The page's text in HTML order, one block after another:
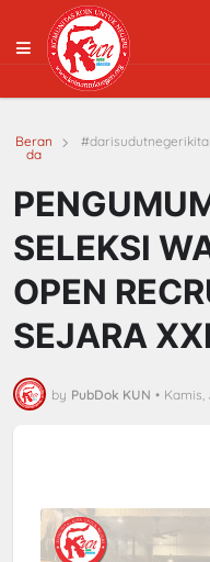
Beran
da
SELEKSI
OPEN
SEJARA XXI
by PubDok KUN • Kamis,